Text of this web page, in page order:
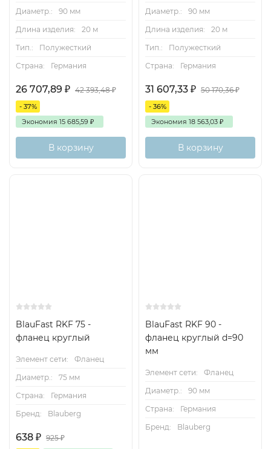
Диаметр.:
90 мм
Длина изделия:
20 м
Тип.:
Полужесткий
Страна:
Германия
26 707,89 ₽ 42 393,48₽
- 37%
Экономия 15 685,59 ₽
В корзину
Диаметр.:
90 мм
Длина изделия:
20 м
Тип.:
Полужесткий
Страна:
Германия
31 607,33 ₽ 50 170,36₽
- 36%
Экономия 18 563,03 ₽
В корзину
BlauFast RKF 75 -
фланец круглый
Элемент сети:
Фланец
Диаметр.:
75 мм
Страна:
Германия
Бренд:
Blauberg
638 ₽ 925₽
BlauFast RKF 90 -
фланец круглый d=90
мм
Элемент сети:
Фланец
Диаметр.:
90 мм
Страна:
Германия
Бренд:
Blauberg